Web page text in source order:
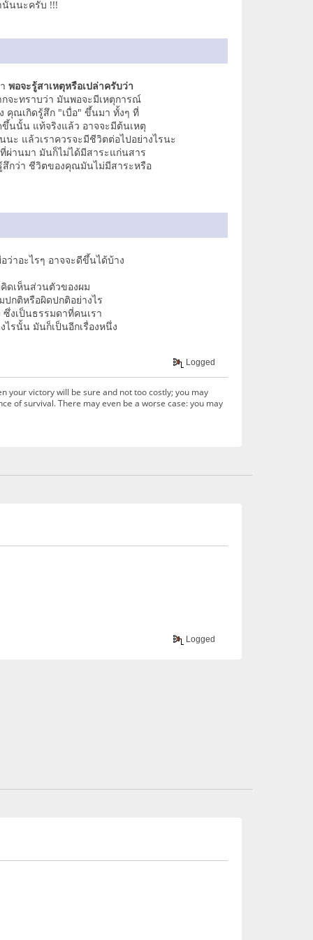
นั้นนะครับ !!!
พอจะรู้สาเหตุหรือเปล่าครับว่า
จะทราบว่า มันพอจะมีเหตุการณ์
คุณเกิดรู้สึก "เบื่อ" ขึ้นมา ทั้งๆ ที่
นนั้น แท้จริงแล้ว อาจจะมีต้นเหตุ
ะ แล้วเราควรจะมีชีวิตต่อไปอย่างไรนะ
ผ่านมา มันก็ไม่ได้มีสาระแก่นสาร
สึกว่า ชีวิตของคุณมันไม่มีสาระหรือ
ว่าอะไรๆ อาจจะดีขึ้นได้บ้าง
ดเห็นส่วนตัวของผม
ปกติหรือผิดปกติอย่างไร
งเป็นธรรมดาที่คนเรา
รนั้น มันก็เป็นอีกเรื่องหนึ่ง
Logged
your victory will be sure and not too costly; you may
of survival. There may even be a worse case: you may
Logged